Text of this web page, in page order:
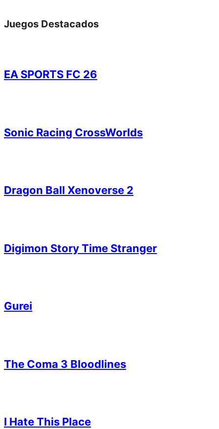
Juegos Destacados
EA SPORTS FC 26
Sonic Racing CrossWorlds
Dragon Ball Xenoverse 2
Digimon Story Time Stranger
Gurei
The Coma 3 Bloodlines
I Hate This Place